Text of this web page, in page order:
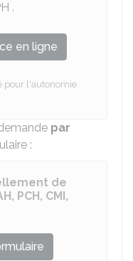
.
en ligne
pour l'autonomie
par
:
de
PCH, CMI,